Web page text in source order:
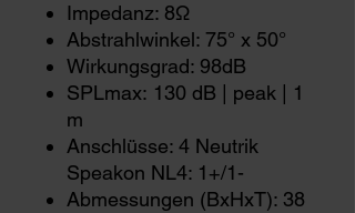
Impedanz: 8Ω
Abstrahlwinkel: 75° x 50°
Wirkungsgrad: 98dB
SPLmax: 130 dB | peak | 1
m
Anschlüsse: 4 Neutrik
Speakon NL4: 1+/1-
Abmessungen (BxHxT): 38